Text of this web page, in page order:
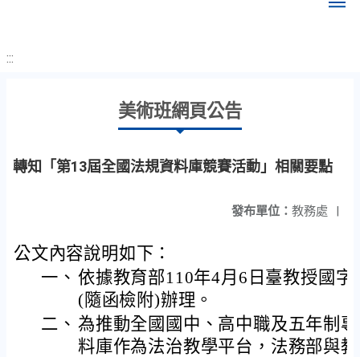
:::
美術班網頁公告
轉知「第13屆全國法規資料庫競賽活動」相關要點
發布單位： 教務處 |
公文內容說明如下：
一、 依據教育部110年4月6日臺教授國字
(隨函檢附)辦理。
二、 為推動全國國中、高中職及五年制
料庫作為法治教學平台，法務部與